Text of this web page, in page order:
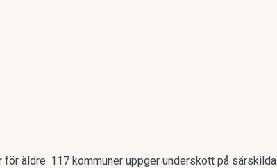
äldre. 117 kommuner uppger underskott på